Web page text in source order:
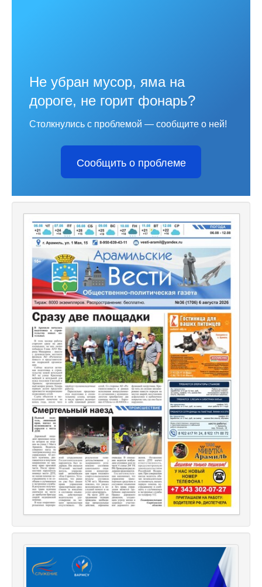
Не убран мусор, яма на
дороге, не горит фонарь?
Столкнулись с проблемой — сообщите о ней!
Сообщить о проблеме